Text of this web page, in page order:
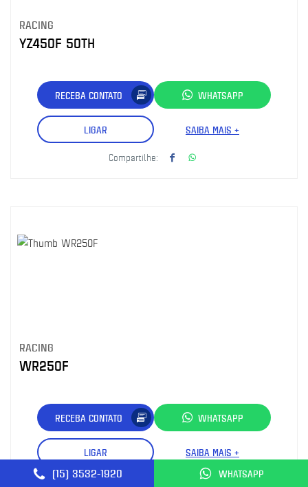
RACING
YZ450F 50TH
RECEBA CONTATO WHATSAPP
LIGAR SAIBA MAIS +
Compartilhe:
RACING
WR250F
RECEBA CONTATO WHATSAPP
LIGAR SAIBA MAIS +
Compartilhe:
(15) 3532-1920 WHATSAPP